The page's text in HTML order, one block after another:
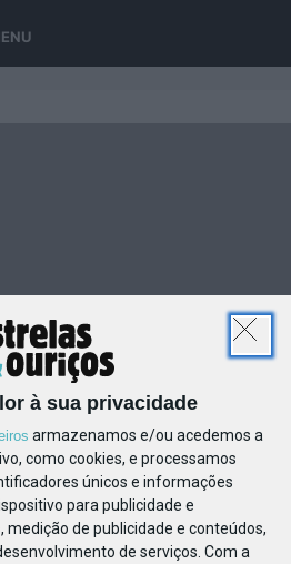
à sua privacidade
armazenamos e/ou acedemos a
como cookies, e processamos
únicos e informações
para publicidade e
de publicidade e conteúdos,
de serviços. Com a